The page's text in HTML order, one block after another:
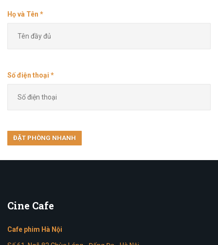
Họ và Tên *
Số điện thoại *
Cine Cafe
Cafe phim Hà Nội